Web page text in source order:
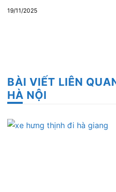
19/11/2025
BÀI VIẾT LIÊN
HÀ NỘI